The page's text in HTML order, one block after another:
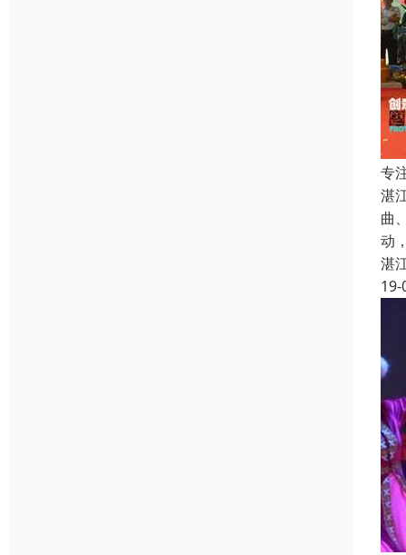
专
湛
曲
动
湛
19-